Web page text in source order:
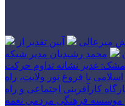
میرعالی
آیین تقدیر از
محمد رشیدیان مدیر شبکه
غدیر نشانه تداوم حرکت
با فروغ نور ولایت، راه
کارآفرینی اجتماعی و راه
موسسه فرهنگی مردمی نغمه